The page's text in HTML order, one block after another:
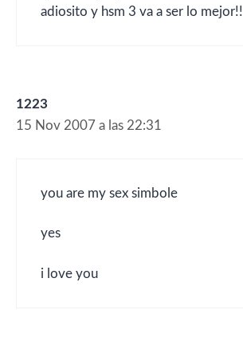
adiosito y hsm 3 va a ser lo mejor!!
1223
15 Nov 2007 a las 22:31
you are my sex simbole
yes
i love you